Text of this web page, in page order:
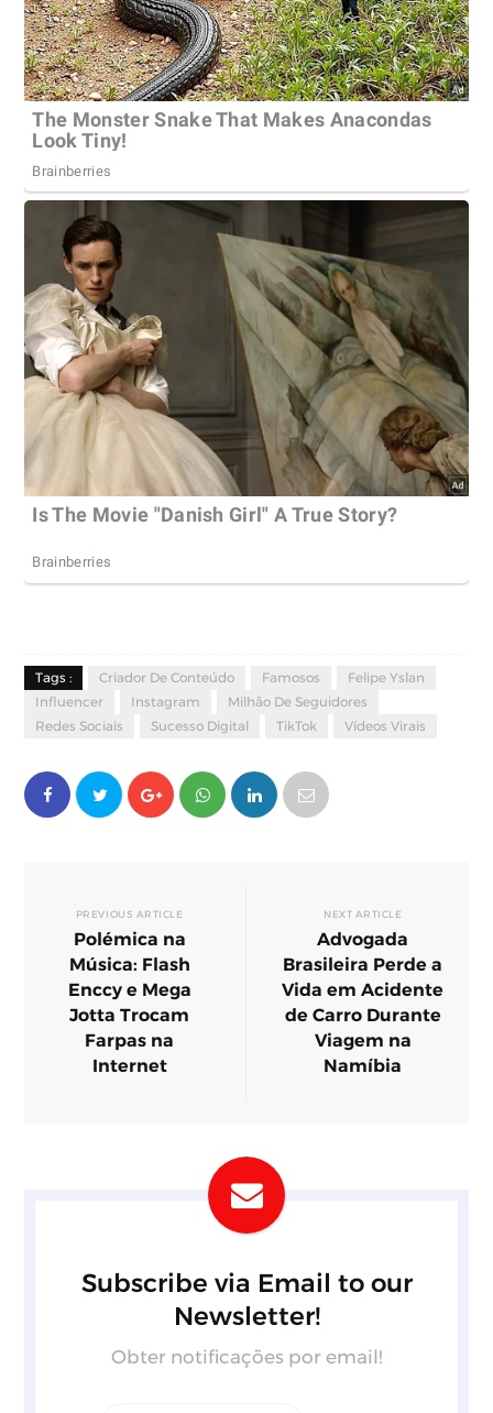
Tags : Criador De Conteúdo Famosos
Felipe Yslan
Influencer
Instagram
Milhão De Seguidores
Redes Sociais
Sucesso Digital TikTok Vídeos Virais
PREVIOUS ARTICLE
Polémica na
Música: Flash
Enccy e Mega
Jotta Trocam
Farpas na
Internet
NEXT ARTICLE
Advogada
Brasileira Perde a
Vida em Acidente
de Carro Durante
Viagem na
Namíbia
Subscribe via Email to our
Newsletter!
Obter notificações por email!